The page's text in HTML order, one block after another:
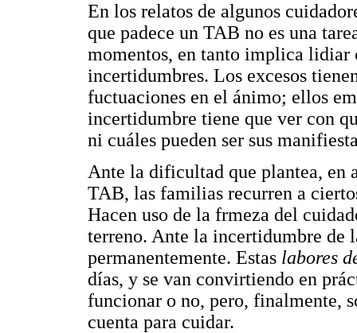
En los relatos de algunos
que padece un TAB no es una
momentos, en tanto implica lidiar
incertidumbres. Los excesos
fuctuaciones en el ánimo; ellos
incertidumbre tiene que ver con
ni cuáles pueden ser sus
Ante la dificultad que plantea, en
TAB, las familias recurren a
Hacen uso de la frmeza del
terreno. Ante la incertidumbre de
permanentemente. Estas labores
días, y se van convirtiendo en
funcionar o no, pero, finalmente,
cuenta para cuidar.